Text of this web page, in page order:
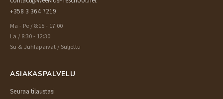
+358 3 364 7219
Ma - Pe / 8:15 - 17:00
La / 8:30 - 12:30
Su & Juhlapäivät / Suljettu
ASIAKASPALVELU
Seuraa tilaustasi